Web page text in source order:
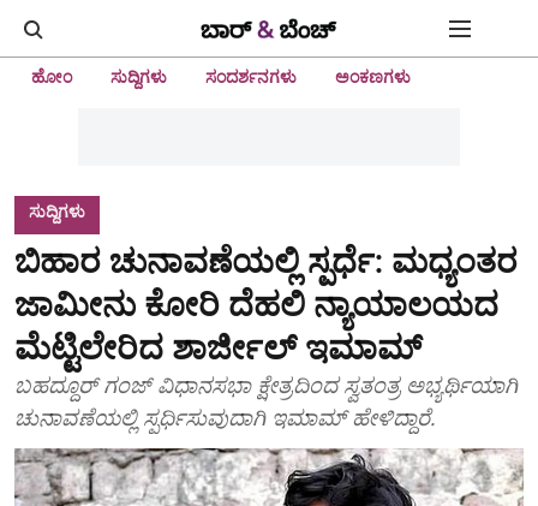
ಹೋಂ ಸುದ್ದಿಗಳು ಸಂದರ್ಶನಗಳು ಅಂಕಣಗಳು
ಸುದ್ದಿಗಳು
ಬಿಹಾರ ಚುನಾವಣೆಯಲ್ಲಿ ಸ್ಪರ್ಧೆ: ಮಧ್ಯಂತರ
ಜಾಮೀನು ಕೋರಿ ದೆಹಲಿ ನ್ಯಾಯಾಲಯದ
ಮೆಟ್ಟಿಲೇರಿದ ಶಾರ್ಜೀಲ್ ಇಮಾಮ್
ಬಹದ್ದೂರ್‌ ಗಂಜ್‌ ವಿಧಾನಸಭಾ ಕ್ಷೇತ್ರದಿಂದ ಸ್ವತಂತ್ರ ಅಭ್ಯರ್ಥಿಯಾಗಿ
ಚುನಾವಣೆಯಲ್ಲಿ ಸ್ಪರ್ಧಿಸುವುದಾಗಿ ಇಮಾಮ್ ಹೇಳಿದ್ದಾರೆ.